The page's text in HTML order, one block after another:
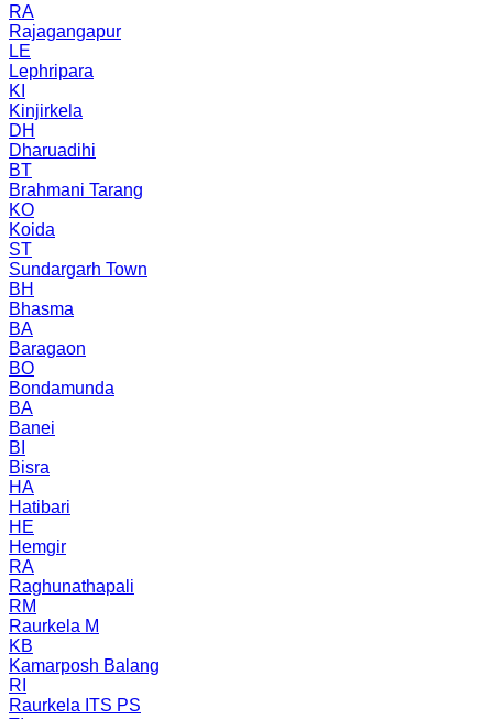
RA
Rajagangapur
LE
Lephripara
KI
Kinjirkela
DH
Dharuadihi
BT
Brahmani Tarang
KO
Koida
ST
Sundargarh Town
BH
Bhasma
BA
Baragaon
BO
Bondamunda
BA
Banei
BI
Bisra
HA
Hatibari
HE
Hemgir
RA
Raghunathapali
RM
Raurkela M
KB
Kamarposh Balang
RI
Raurkela ITS PS